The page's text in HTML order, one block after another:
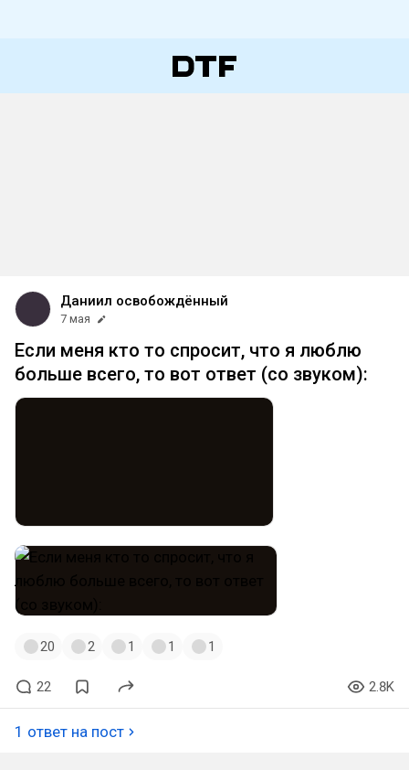
Даниил освобождённый
7 мая
Если меня кто то спросит, что я люблю
больше всего, то вот ответ (со звуком):
20 2 1 1 1
22 2.8K
1 ответ на пост